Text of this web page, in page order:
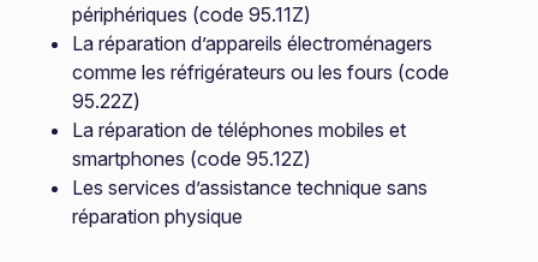
périphériques (code 95.11Z)
La réparation d’appareils électroménagers
comme les réfrigérateurs ou les fours (code
95.22Z)
La réparation de téléphones mobiles et
smartphones (code 95.12Z)
Les services d’assistance technique sans
réparation physique